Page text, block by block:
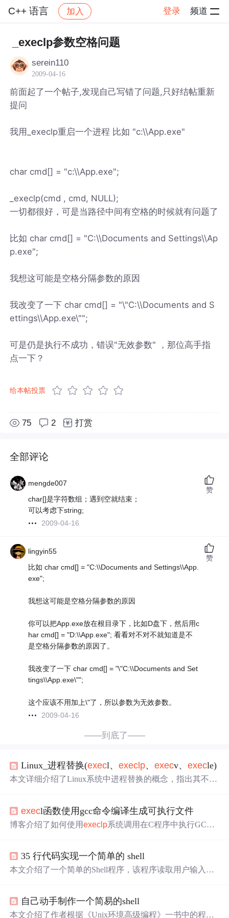
C++ 语言 加入 登录 频道
C++ 语言 帖子详情
_execlp参数空格问题
serein110
2009-04-16
前面起了一个帖子,发现自己写错了问题,只好结帖重新
提问
我用_execlp重启一个进程 比如 "c:\\App.exe"
char cmd[] = "c:\\App.exe";
_execlp(cmd , cmd, NULL);
一切都很好，可是当路径中间有空格的时候就有问题了
比如 char cmd[] = "C:\\Documents and Settings\\Ap
p.exe";
我想这可能是空格分隔参数的原因
我改变了一下 char cmd[] = "\"C:\\Documents and S
ettings\\App.exe\"";
可是仍是执行不成功，错误"无效参数" ，那位高手指
点一下？
给本帖投票
75 2 打赏
全部评论
mengde007
char[]是字符数组；遇到空就结束；
可以考虑下string;
2009-04-16
赞
lingyin55
比如 char cmd[] = "C:\\Documents and Settings\\App.
exe";
我想这可能是空格分隔参数的原因
你可以把App.exe放在根目录下，比如D盘下，然后用c
har cmd[] = "D:\\App.exe"; 看看对不对不就知道是不
是空格分隔参数的原因了。
我改变了一下 char cmd[] = "\"C:\\Documents and Set
tings\\App.exe\"";
这个应该不用加上\"了，所以参数为无效参数。
2009-04-16
赞
——到底了——
Linux_进程替换(execl、exec lp、execv、execle)
本文详细介绍了Linux系统中进程替换的概念，指出其不会
的使用方法和区别，包括参数传递方式、路径查找以及环
境变量的处理。通过实例展示了如何使用这些函数实现简
execl函数使用gcc命令编译生成可执行文件
博客介绍了如何使用exec lp系统调用在C程序中执行GCC
建子进程来执行编译，确保父进程能够等待子进程完成。
35 行代码实现一个简单的 shell
本文介绍了一个简单的Shell程序，该程序读取用户输入的
件结束符时终止，并能正确处理子进程的终止。然而，该
程序无法传递命令参数，限制了其功能。
自己动手制作一个简易的shell
本文介绍了作者根据《Unix环境高级编程》一书中的程序